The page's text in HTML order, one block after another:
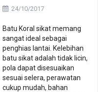
24/10/2017
Batu Koral sikat memang
sangat ideal sebagai
penghias lantai. Kelebihan
batu sikat adalah tidak licin,
pola dapat disesuaikan
sesuai selera, perawatan
cukup mudah, bahan